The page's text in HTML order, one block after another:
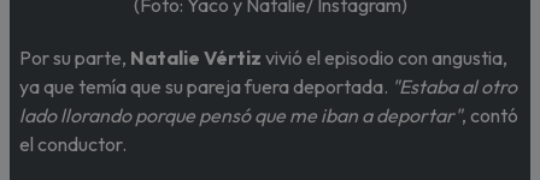
(Foto: Yaco y Natalie/ Instagram)
Por su parte, Natalie Vértiz vivió el episodio con angustia,
ya que temía que su pareja fuera deportada. "Estaba al otro
lado llorando porque pensó que me iban a deportar", contó
el conductor.